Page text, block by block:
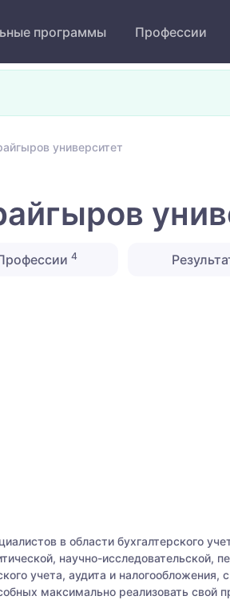
программы Профессии
университет
4
в области бухгалтерского
научно-исследовательской,
учета, аудита и
максимально реализовать свой